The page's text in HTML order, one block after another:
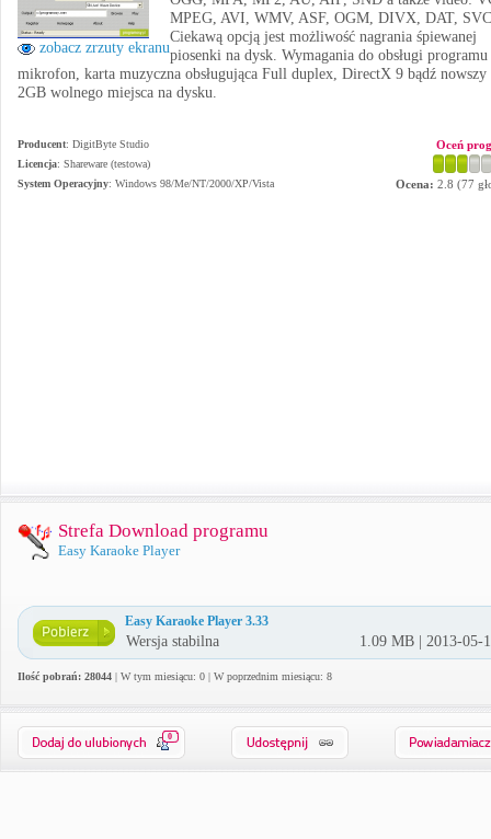
zobacz zrzuty ekranu
MPEG, AVI, WMV, ASF, OGM, DIVX, DAT,
Ciekawą opcją jest możliwość nagrania śpiewanej
piosenki na dysk. Wymagania do obsługi
mikrofon, karta muzyczna obsługująca Full duplex, DirectX 9 bądź nowszy
2GB wolnego miejsca na dysku.
Producent: DigitByte Studio
Licencja: Shareware (testowa)
System Operacyjny: Windows 98/Me/NT/2000/XP/Vista
Oceń
Ocena: 2.8 (77
Strefa Download programu
Easy Karaoke Player
Easy Karaoke Player 3.33
Wersja stabilna 1.09 MB | 2013-05-
Ilość pobrań: 28044 | W tym miesiącu: 0 | W poprzednim miesiącu: 8
0